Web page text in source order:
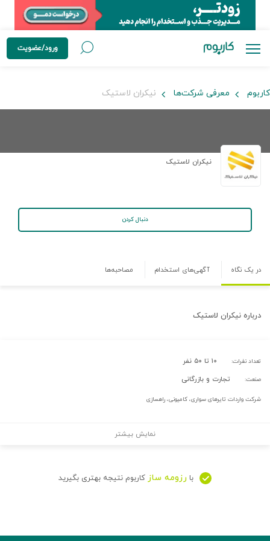
ورود/عضویت
کاربوم معرفی شرکت‌ها نیکران لاستیک
نیکران لاستیک
دنبال کردن
در یک نگاه آگهی‌های استخدام مصاحبه‌ها
درباره نیکران لاستیک
تعداد نفرات: ۱۰ تا ۵۰ نفر
صنعت: تجارت و بازرگانی
شرکت واردات تایرهای سواری، کامیونی، راهسازی
نمایش بیشتر
با رزومه ساز کاربوم نتیجه بهتری بگیرید